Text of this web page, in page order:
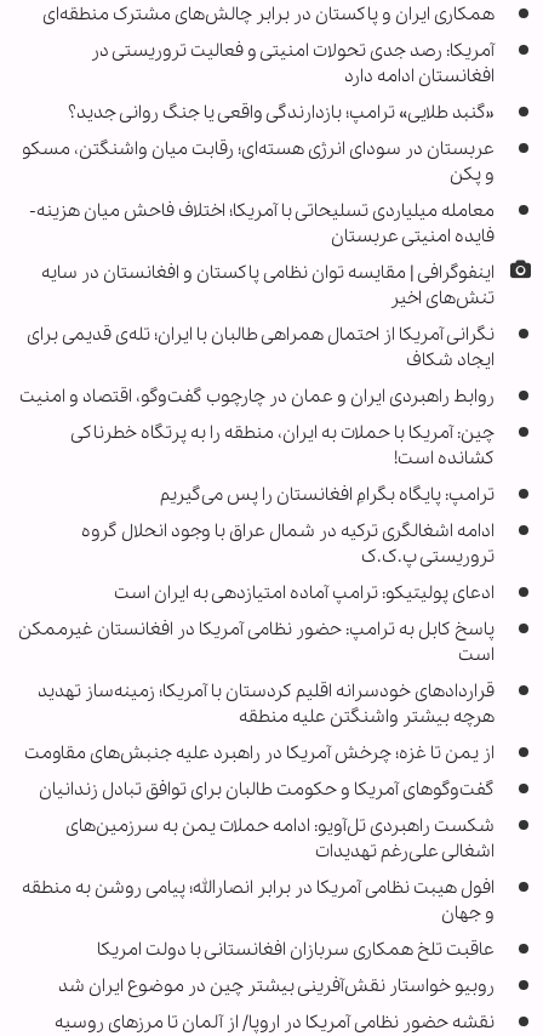
همکاری ایران و پاکستان در برابر چالش‌های مشترک منطقه‌ای
آمریکا: رصد جدی تحولات امنیتی و فعالیت تروریستی در
افغانستان ادامه دارد
«گنبد طلایی» ترامپ؛ بازدارندگی واقعی یا جنگ روانی جدید؟
عربستان در سودای انرژی هسته‌ای؛ رقابت میان واشنگتن، مسکو
و پکن
معامله میلیاردی تسلیحاتی با آمریکا؛ اختلاف فاحش میان هزینه-
فایده امنیتی عربستان
اینفوگرافی | مقایسه توان نظامی پاکستان و افغانستان در سایه
تنش‌های اخیر
نگرانی آمریکا از احتمال همراهی طالبان با ایران؛ تله‌ی قدیمی برای
ایجاد شکاف
روابط راهبردی ایران و عمان در چارچوب گفت‌وگو، اقتصاد و امنیت
چین: آمریکا با حملات به ایران، منطقه را به پرتگاه خطرناکی
کشانده است!
ترامپ: پایگاه بگرامِ افغانستان را پس می‌گیریم
ادامه اشغالگری ترکیه در شمال عراق با وجود انحلال گروه
تروریستی پ.ک.ک
ادعای پولیتیکو: ترامپ آماده امتیازدهی به ایران است
پاسخ کابل به ترامپ: حضور نظامی آمریکا در افغانستان غیرممکن
است
قراردادهای خودسرانه اقلیم کردستان با آمریکا؛ زمینه‌ساز تهدید
هرچه بیشتر واشنگتن علیه منطقه
از یمن تا غزه؛ چرخش آمریکا در راهبرد علیه جنبش‌های مقاومت
گفت‌وگوهای آمریکا و حکومت طالبان برای توافق تبادل زندانیان
شکست راهبردی تل‌آویو: ادامه حملات یمن به سرزمین‌های
اشغالی علی‌رغم تهدیدات
افول هیبت نظامی آمریکا در برابر انصارالله؛ پیامی روشن به منطقه
و جهان
عاقبت تلخ همکاری سربازان افغانستانی با دولت امریکا
روبیو خواستار نقش‌آفرینی بیشتر چین در موضوع ایران شد
نقشه حضور نظامی آمریکا در اروپا/ از آلمان تا مرزهای روسیه